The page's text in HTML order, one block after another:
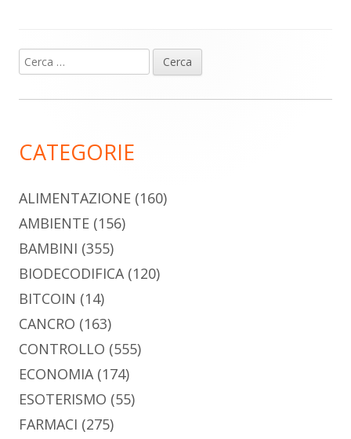
Barra
laterale
Ricerca
per:
CATEGORIE
ALIMENTAZIONE (160)
AMBIENTE (156)
BAMBINI (355)
BIODECODIFICA(120)
BITCOIN (14)
CANCRO (163)
CONTROLLO (555)
ECONOMIA(174)
ESOTERISMO (55)
FARMACI (275)